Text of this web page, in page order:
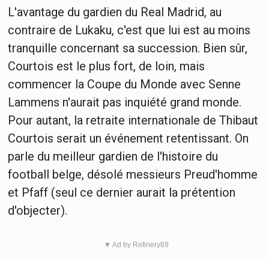
L'avantage du gardien du Real Madrid, au
contraire de Lukaku, c'est que lui est au moins
tranquille concernant sa succession. Bien sûr,
Courtois est le plus fort, de loin, mais
commencer la Coupe du Monde avec Senne
Lammens n'aurait pas inquiété grand monde.
Pour autant, la retraite internationale de Thibaut
Courtois serait un événement retentissant. On
parle du meilleur gardien de l'histoire du
football belge, désolé messieurs Preud'homme
et Pfaff (seul ce dernier aurait la prétention
d'objecter).
▼ Ad by Refinery89